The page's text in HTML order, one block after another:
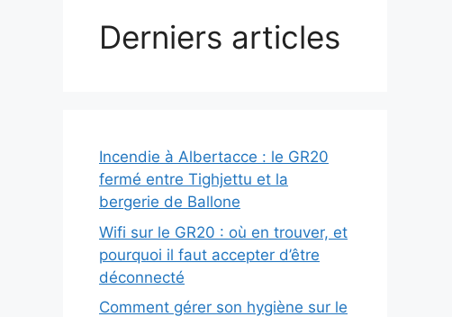
Derniers articles
Incendie à Albertacce : le GR20
fermé entre Tighjettu et la
bergerie de Ballone
Wifi sur le GR20 : où en trouver, et
pourquoi il faut accepter d’être
déconnecté
Comment gérer son hygiène sur le